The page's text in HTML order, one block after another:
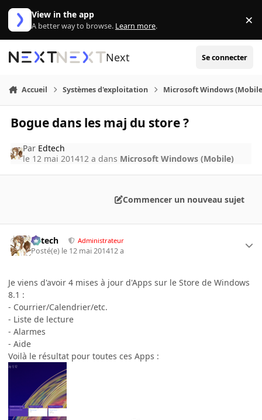
Aller au contenu
View in the app
A better way to browse. Learn more. ×
Next Se connecter
Accueil Systèmes d'exploitation Microsoft Windows
Bogue dans les maj du store ?
Par Edtech
le 12 mai 201412 a dans Microsoft Windows (Mobile)
Commencer un nouveau sujet
Edtech Administrateur
Posté(e) le 12 mai 201412 a
Je viens d'avoir 4 mises à jour d'Apps sur le Store de Windows
8.1 :
- Courrier/Calendrier/etc.
- Liste de lecture
- Alarmes
- Aide
Voilà le résultat pour toutes ces Apps :